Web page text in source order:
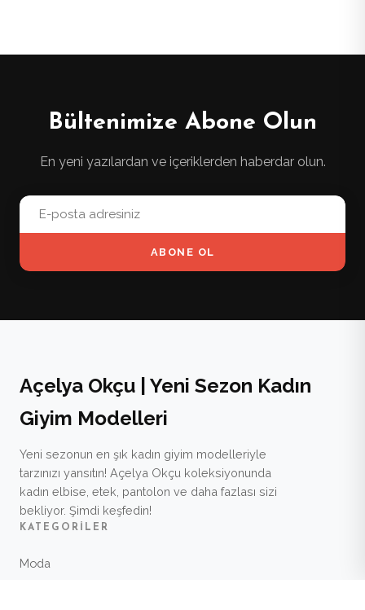
Bültenimize Abone Olun
En yeni yazılardan ve içeriklerden haberdar olun.
ABONE OL
Açelya Okçu | Yeni Sezon Kadın
Giyim Modelleri
Yeni sezonun en şık kadın giyim modelleriyle
tarzınızı yansıtın! Açelya Okçu koleksiyonunda
kadın elbise, etek, pantolon ve daha fazlası sizi
bekliyor. Şimdi keşfedin!
KATEGORILER
Moda